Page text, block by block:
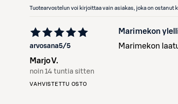
Tuotearvostelun voi kirjoittaa vain asiakas, joka on ostanut
arvosana5/5
Marjo V.
noin 14 tuntia sitten
VAHVISTETTU OSTO
Marimekon
Marimekon